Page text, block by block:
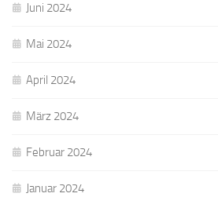
Juni 2024
Mai 2024
April 2024
März 2024
Februar 2024
Januar 2024